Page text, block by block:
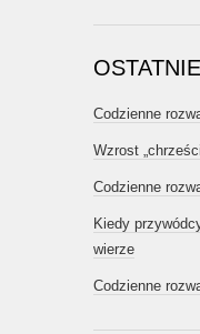
Codzienne
Wzrost
Codzienne
Kiedy
wierze
Codzienne